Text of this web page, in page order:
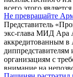
представляя данные
всего этого
Армении Никол
наказание по статье
измена» после
сегодня, 21 мая, на
конференции
предвыборного
“Процветающая
Не превращайте
Представитель
экс-глава МИД Ара
аккредитованным
организациям с
внимание на